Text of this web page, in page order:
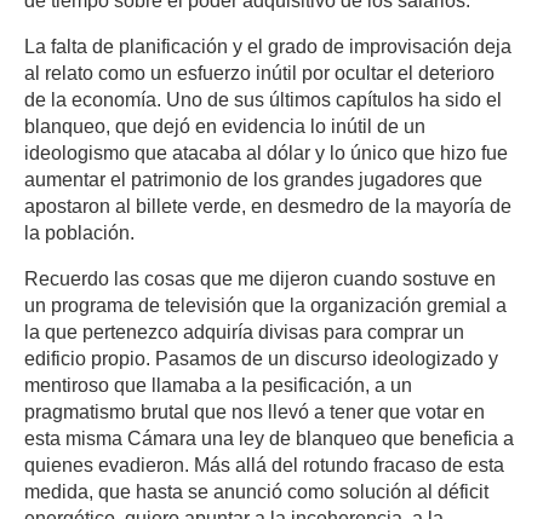
La falta de planificación y el grado de improvisación deja
al relato como un esfuerzo inútil por ocultar el deterioro
de la economía. Uno de sus últimos capítulos ha sido el
blanqueo, que dejó en evidencia lo inútil de un
ideologismo que atacaba al dólar y lo único que hizo fue
aumentar el patrimonio de los grandes jugadores que
apostaron al billete verde, en desmedro de la mayoría de
la población.
Recuerdo las cosas que me dijeron cuando sostuve en
un programa de televisión que la organización gremial a
la que pertenezco adquiría divisas para comprar un
edificio propio. Pasamos de un discurso ideologizado y
mentiroso que llamaba a la pesificación, a un
pragmatismo brutal que nos llevó a tener que votar en
esta misma Cámara una ley de blanqueo que beneficia a
quienes evadieron. Más allá del rotundo fracaso de esta
medida, que hasta se anunció como solución al déficit